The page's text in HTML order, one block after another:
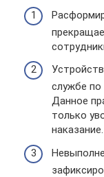
службе
Данное
только
наказание.